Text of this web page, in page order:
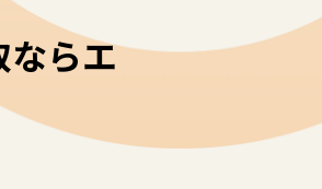
ならエ